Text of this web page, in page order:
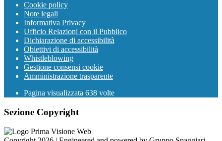
Cookie policy
Note legali
Informativa Privacy
Ufficio Relazioni con il Pubblico
Dichiarazione di accessibilità
Obiettivi di accessibilità
Whistleblowing
Gestione consensi cookie
Amministrazione trasparente
Pagina visualizzata 638 volte
Sezione Copyright